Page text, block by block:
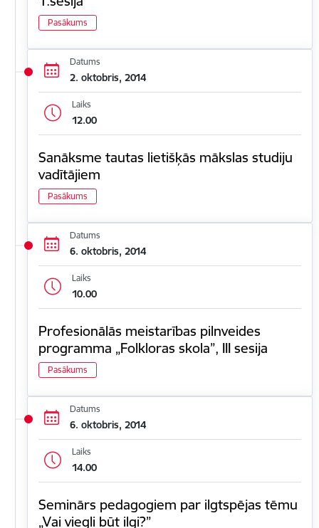
Pasākums
Datums
2. oktobris, 2014
Laiks
12.00
Sanāksme tautas lietišķās mākslas studiju
vadītājiem
Pasākums
Datums
6. oktobris, 2014
Laiks
10.00
Profesionālās meistarības pilnveides
programma „Folkloras skola”, III sesija
Pasākums
Datums
6. oktobris, 2014
Laiks
14.00
Seminārs pedagogiem par ilgtspējas tēmu
„Vai viegli būt ilgi?”